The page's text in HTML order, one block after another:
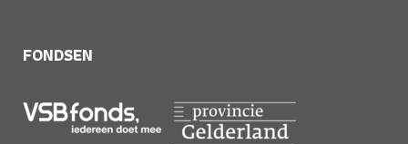
FONDSEN